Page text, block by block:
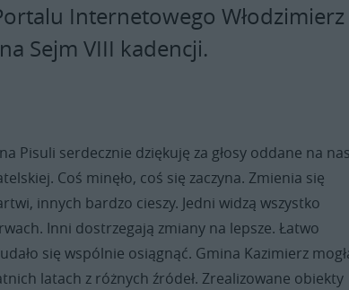
Internetowego Włodzimierz
Sejm VIII kadencji.
Pisuli serdecznie dziękuję za głosy oddane na
Coś minęło, coś się zaczyna. Zmienia się
innych bardzo cieszy. Jedni widzą wszystko
Inni dostrzegają zmiany na lepsze. Łatwo
się wspólnie osiągnąć. Gmina Kazimierz
latach z różnych źródeł. Zrealizowane obiekty